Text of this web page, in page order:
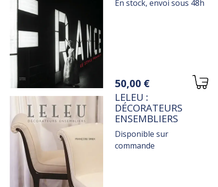
En stock, envoi sous 48h
Variations
50,00 €
TITRE
LELEU :
DÉCORATEURS
ENSEMBLIERS
Disponible sur
commande